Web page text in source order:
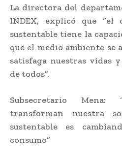
La directora del
INDEX, explicó que “el
sustentable tiene la
que el medio ambiente se
satisfaga nuestras vidas
de todos”.
Subsecretario
transforman nuestra
sustentable es
consumo”